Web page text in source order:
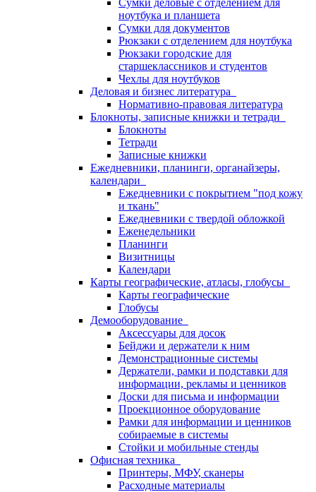
Сумки деловые с отделением для
ноутбука и планшета
Сумки для документов
Рюкзаки с отделением для ноутбука
Рюкзаки городские для
старшеклассников и студентов
Чехлы для ноутбуков
Деловая и бизнес литература
Нормативно-правовая литература
Блокноты, записные книжки и тетради
Блокноты
Тетради
Записные книжки
Ежедневники, планинги, органайзеры,
календари
Ежедневники с покрытием "под кожу
и ткань"
Ежедневники с твердой обложкой
Еженедельники
Планинги
Визитницы
Календари
Карты географические, атласы, глобусы
Карты географические
Глобусы
Демооборудование
Аксессуары для досок
Бейджи и держатели к ним
Демонстрационные системы
Держатели, рамки и подставки для
информации, рекламы и ценников
Доски для письма и информации
Проекционное оборудование
Рамки для информации и ценников
собираемые в системы
Стойки и мобильные стенды
Офисная техника
Принтеры, МФУ, сканеры
Расходные материалы